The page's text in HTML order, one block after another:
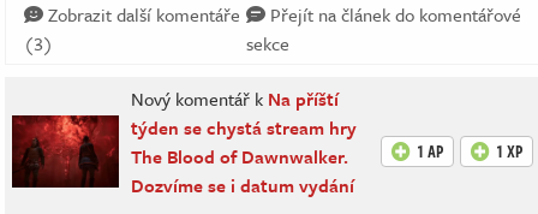
Zobrazit další komentáře
(3)
Přejít na článek do komentářové
sekce
Nový komentář k Na příští
týden se chystá stream hry
The Blood of Dawnwalker.
Dozvíme se i datum vydání
1 AP 1 XP